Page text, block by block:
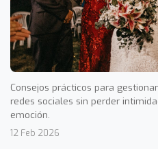
Consejos prácticos para
redes sociales sin perder
emoción.
12 Feb 2026